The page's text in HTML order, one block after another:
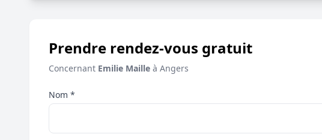
Prendre rendez-vous gratuit
Concernant Emilie Maille à Angers
Nom *